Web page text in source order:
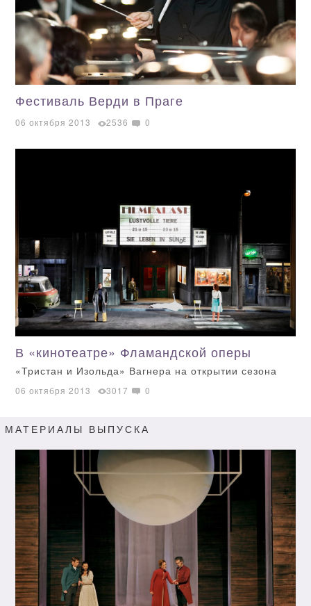
Фестиваль Верди в Праге
06 октября 2013 2536 0
В «кинотеатре» Фламандской оперы
«Тристан и Изольда» Вагнера на открытии сезона
06 октября 2013 3017 0
МАТЕРИАЛЫ ВЫПУСКА